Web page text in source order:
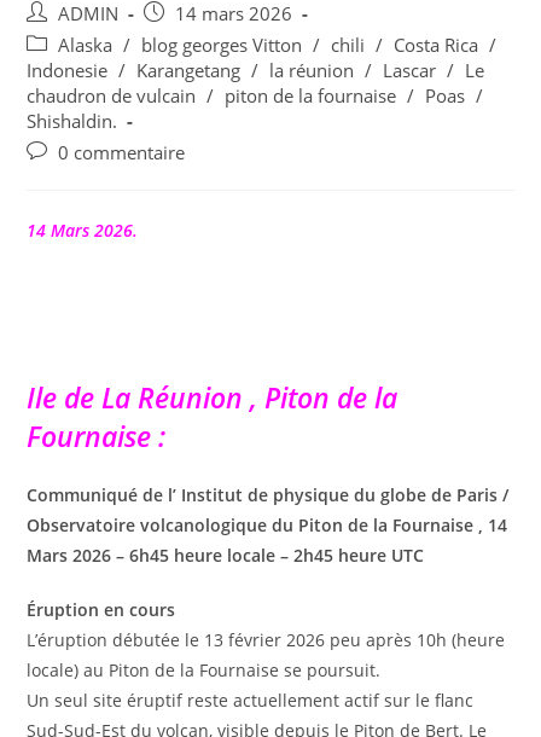
Auteur/autrice
de
la
publication :
ADMIN
Publication
publiée :
14 mars 2026
Post
category:
Alaska / blog georges Vitton / chili / Costa Rica /
Indonesie / Karangetang / la réunion / Lascar / Le
chaudron de vulcain / piton de la fournaise / Poas /
Shishaldin.
Commentaires
publication :
0 commentaire
14 Mars 2026.
Ile de La Réunion , Piton de la
Fournaise :
Communiqué de l’ Institut de physique du globe de Paris /
Observatoire volcanologique du Piton de la Fournaise , 14
Mars 2026 – 6h45 heure locale – 2h45 heure UTC
Éruption en cours
L’éruption débutée le 13 février 2026 peu après 10h (heure
locale) au Piton de la Fournaise se poursuit.
Un seul site éruptif reste actuellement actif sur le flanc
Sud-Sud-Est du volcan, visible depuis le Piton de Bert. Le